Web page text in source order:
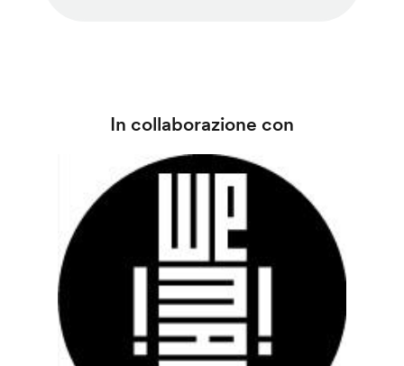
In collaborazione con